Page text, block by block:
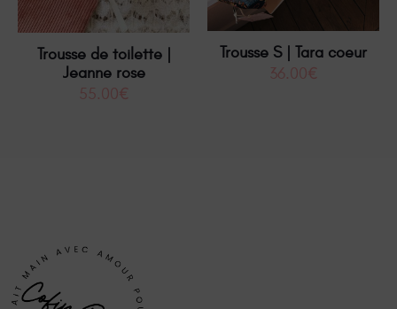
Trousse de toilette |
Jeanne rose
55.00€
Trousse S | Tara coeur
36.00€